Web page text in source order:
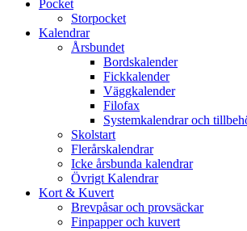
Pocket
Storpocket
Kalendrar
Årsbundet
Bordskalender
Fickkalender
Väggkalender
Filofax
Systemkalendrar och
Skolstart
Flerårskalendrar
Icke årsbunda kalendrar
Övrigt Kalendrar
Kort & Kuvert
Brevpåsar och provsäckar
Finpapper och kuvert